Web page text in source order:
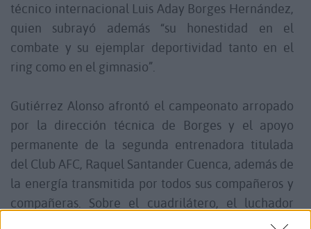
técnico internacional Luis Aday Borges Hernández,
quien subrayó además “su honestidad en el
combate y su ejemplar deportividad tanto en el
ring como en el gimnasio”.
Gutiérrez Alonso afrontó el campeonato arropado
por la dirección técnica de Borges y el apoyo
permanente de la segunda entrenadora titulada
del Club AFC, Raquel Santander Cuenca, además de
la energía transmitida por todos sus compañeros y
compañeras. Sobre el cuadrilátero, el luchador
majorero demostró un nivel implacable: cada